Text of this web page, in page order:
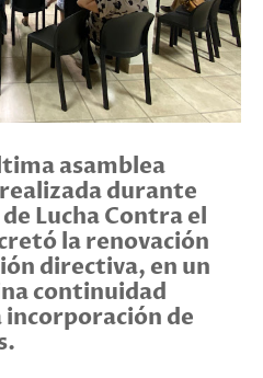
asamblea
durante
Lucha Contra el
la renovación
directiva, en un
continuidad
de